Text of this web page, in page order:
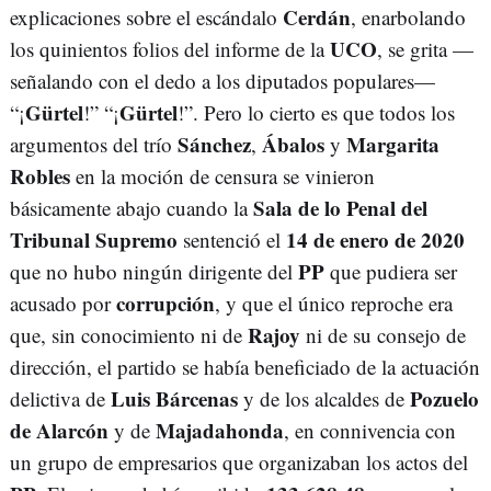
explicaciones sobre el escándalo Cerdán, enarbolando
los quinientos folios del informe de laUCO, se grita —
señalando con el dedo a los diputados populares—
“¡Gürtel!” “¡Gürtel!”. Pero lo cierto es que todos los
argumentos del trío Sánchez, Ábalos y Margarita
Robles en la moción de censura se vinieron
básicamente abajo cuando laSala de lo Penal del
Tribunal Supremo sentenció el 14 de enero de 2020
que no hubo ningún dirigente del PP que pudiera ser
acusado porcorrupción, y que el único reproche era
que, sin conocimiento ni de Rajoy ni de su consejo de
dirección, el partido se había beneficiado de la actuación
delictiva de Luis Bárcenas y de los alcaldes de Pozuelo
de Alarcón y de Majadahonda, en connivencia con
un grupo de empresarios que organizaban los actos del